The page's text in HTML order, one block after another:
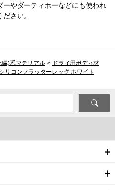
ーやダーティホーなどにも使われ
さい。
繊)系マテリアル > ドライ用ボディ材
リコンフラッターレッグ ホワイト